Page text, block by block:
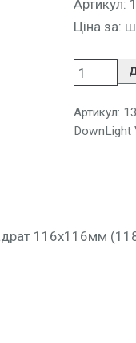
Артикул:
Ціна за:
Артикул:
DownLight
116х116мм